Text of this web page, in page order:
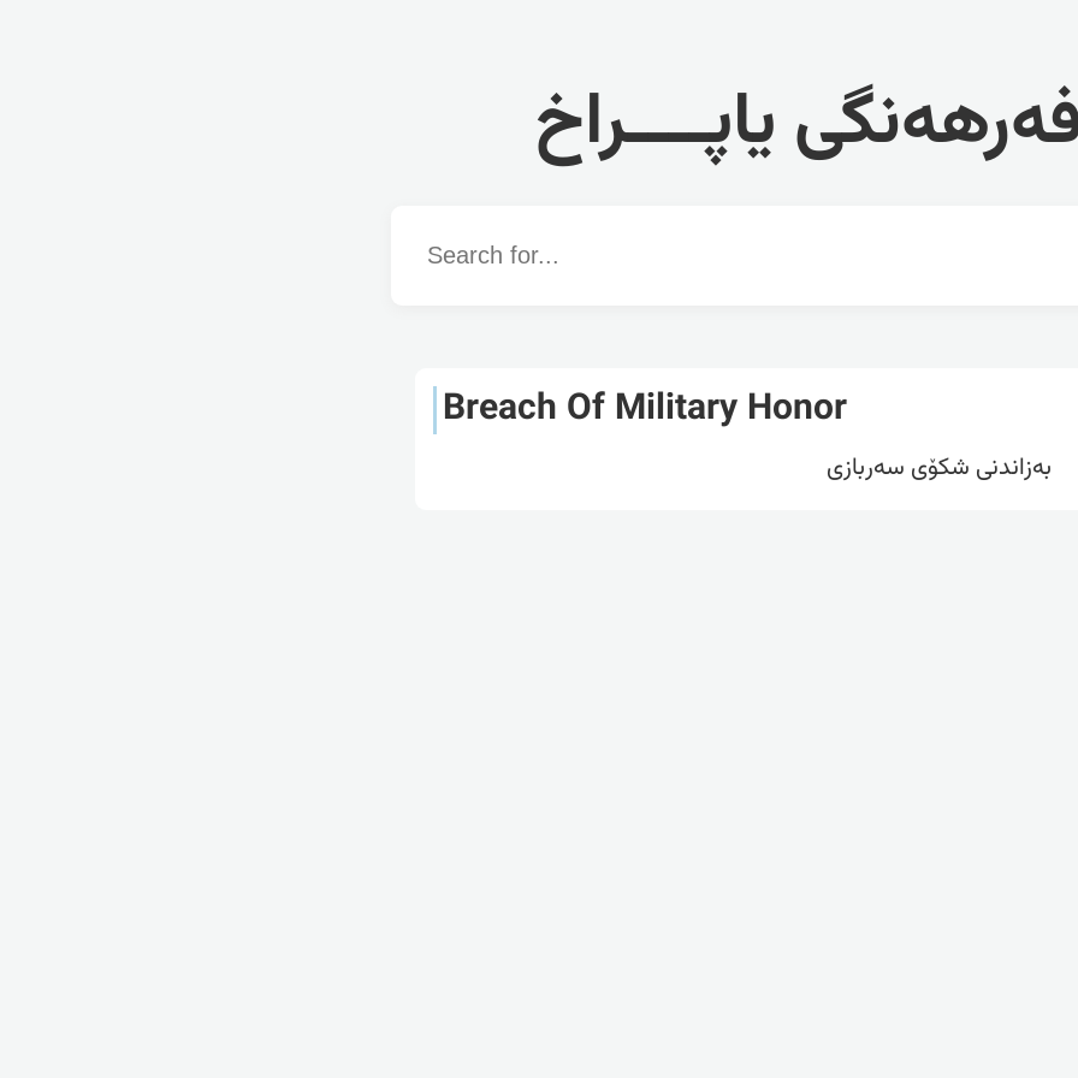
یاپــــراخ
Word
Breach Of Military Honor
بەزاندنی شکۆی سەربازی